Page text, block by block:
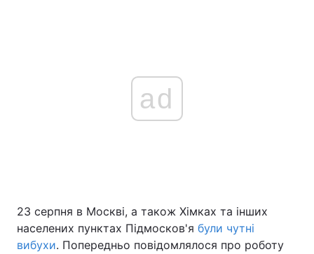
ad
23 серпня в Москві, а також Хімках та інших
населених пунктах Підмосков'я були чутні
вибухи. Попередньо повідомлялося про роботу